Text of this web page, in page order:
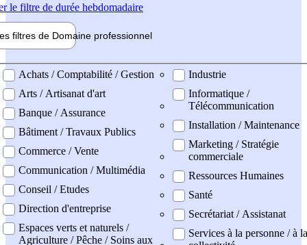
le filtre de durée hebdomadaire
filtres de Domaine professionnel
professionel
Achats / Comptabilité / Gestion
Arts / Artisanat d'art
Banque / Assurance
Bâtiment / Travaux Publics
Commerce / Vente
Communication / Multimédia
Conseil / Etudes
Direction d'entreprise
Espaces verts et naturels /
Agriculture / Pêche / Soins aux
Industrie
Informatique /
Télécommunication
Installation / Maintenance
Marketing / Stratégie
commerciale
Ressources Humaines
Santé
Secrétariat / Assistanat
Services à la personne / à la